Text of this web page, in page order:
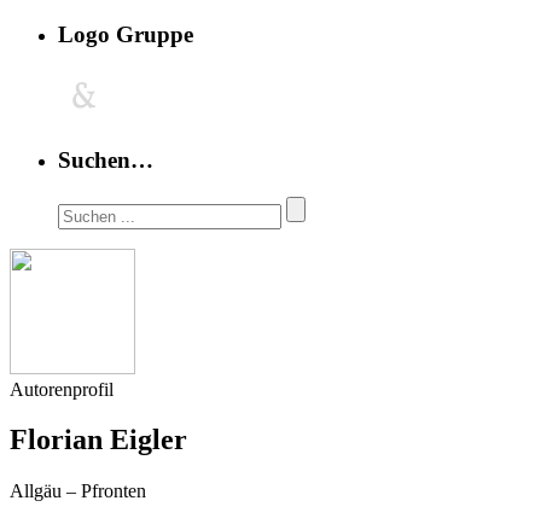
Logo Gruppe
Suchen…
Autorenprofil
Florian Eigler
Allgäu – Pfronten